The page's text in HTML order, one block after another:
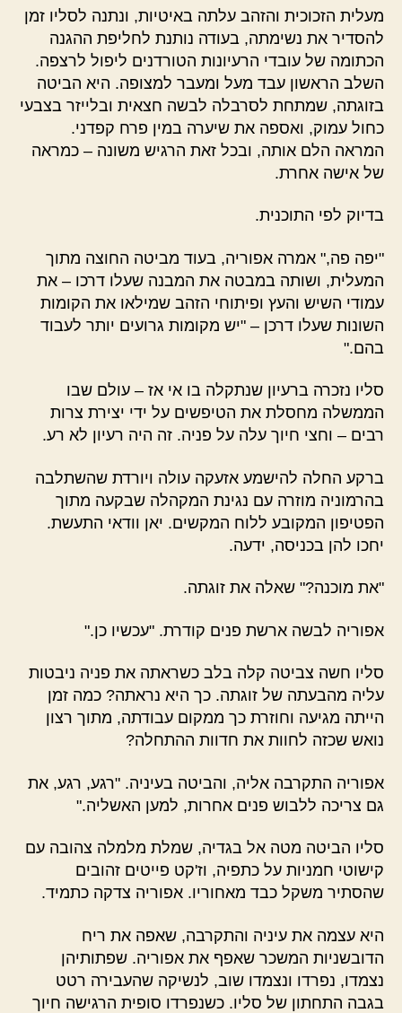
מעלית הזכוכית והזהב עלתה באיטיות, ונתנה לסליו זמן
להסדיר את נשימתה, בעודה נותנת לחליפת ההגנה
הכתומה של עובדי הרעיונות הטורדנים ליפול לרצפה.
השלב הראשון עבד מעל ומעבר למצופה. היא הביטה
בזוגתה, שמתחת לסרבלה לבשה חצאית ובלייזר בצבעי
כחול עמוק, ואספה את שיערה במין פרח קפדני.
המראה הלם אותה, ובכל זאת הרגיש משונה – כמראה
של אישה אחרת.
בדיוק לפי התוכנית.
"יפה פה," אמרה אפוריה, בעוד מביטה החוצה מתוך
המעלית, ושותה במבטה את המבנה שעלו דרכו – את
עמודי השיש והעץ ופיתוחי הזהב שמילאו את הקומות
השונות שעלו דרכן – "יש מקומות גרועים יותר לעבוד
בהם."
סליו נזכרה ברעיון שנתקלה בו אי אז – עולם שבו
הממשלה מחסלת את הטיפשים על ידי יצירת צרות
רבים – וחצי חיוך עלה על פניה. זה היה רעיון לא רע.
ברקע החלה להישמע אזעקה עולה ויורדת שהשתלבה
בהרמוניה מוזרה עם נגינת המקהלה שבקעה מתוך
הפטיפון המקובע ללוח המקשים. יאן וודאי התעשת.
יחכו להן בכניסה, ידעה.
"את מוכנה?" שאלה את זוגתה.
אפוריה לבשה ארשת פנים קודרת. "עכשיו כן."
סליו חשה צביטה קלה בלב כשראתה את פניה ניבטות
עליה מהבעתה של זוגתה. כך היא נראתה? כמה זמן
הייתה מגיעה וחוזרת כך ממקום עבודתה, מתוך רצון
נואש שכזה לחוות את חדוות ההתחלה?
אפוריה התקרבה אליה, והביטה בעיניה. "רגע, רגע, את
גם צריכה ללבוש פנים אחרות, למען האשליה."
סליו הביטה מטה אל בגדיה, שמלת מלמלה צהובה עם
קישוטי חמניות על כתפיה, וז'קט פייטים זהובים
שהסתיר משקל כבד מאחוריו. אפוריה צדקה כתמיד.
היא עצמה את עיניה והתקרבה, שאפה את ריח
הדובשניות המשכר שאפף את אפוריה. שפתותיהן
נצמדו, נפרדו ונצמדו שוב, לנשיקה שהעבירה רטט
בגבה התחתון של סליו. כשנפרדו סופית הרגישה חיוך